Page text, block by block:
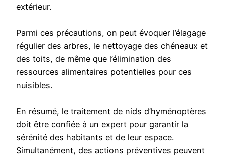
extérieur.
Parmi ces précautions, on peut évoquer l’élagage
régulier des arbres, le nettoyage des chéneaux et
des toits, de même que l’élimination des
ressources alimentaires potentielles pour ces
nuisibles.
En résumé, le traitement de nids d’hyménoptères
doit être confiée à un expert pour garantir la
sérénité des habitants et de leur espace.
Simultanément, des actions préventives peuvent